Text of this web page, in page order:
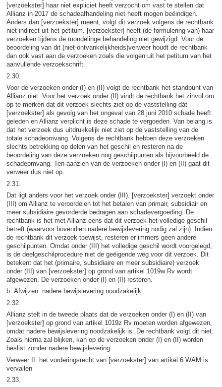
[verzoekster] haar niet expliciet heeft verzocht om vast te stellen dat
Allianz in 2017 de schadeafhandeling niet heeft mogen beëindigen.
Anders dan [verzoekster] meent, volgt dit verzoek volgens de rechtbank
niet indirect uit het petitum. [verzoekster] heeft (de formulering van) haar
verzoeken tijdens de mondelinge behandeling niet gewijzigd. Voor de
beoordeling van dit (niet-ontvankelijkheids)verweer houdt de rechtbank
dan ook vast aan de verzoeken zoals die volgen uit het petitum van het
aanvullende verzoekschrift.
2.30.
Voor de verzoeken onder (I) en (II) volgt de rechtbank het standpunt van
Allianz niet. Voor het verzoek onder (II) vindt de rechtbank het zinvol om
op te merken dat dit verzoek slechts ziet op de vaststelling dát
[verzoekster] als gevolg van het ongeval van 28 juni 2010 schade heeft
geleden en Allianz verplicht is deze schade te vergoeden. Van belang is
dat het verzoek dus uitdrukkelijk niet ziet op de vaststelling van de
totale schadeomvang. Volgens de rechtbank hebben deze verzoeken
slechts betrekking op delen van het geschil en resteren na de
beoordeling van deze verzoeken nog geschilpunten als bijvoorbeeld de
schadeomvang. Ten aanzien van de verzoeken onder (I) en (II) gaat dit
verweer dus niet op.
2.31.
Dat ligt anders voor het verzoek onder (III). [verzoekster] verzoekt onder
(III) om Allianz te veroordelen tot het betalen van primair, subsidiair en
meer subsidiaire gevorderde bedragen aan schadevergoeding. De
rechtbank is het met Allianz eens dat dit verzoek het volledige geschil
betreft (waarvoor bovendien nadere bewijslevering nodig zal zijn). Indien
de rechtbank dit verzoek toewijst, resteren er immers geen andere
geschilpunten. Omdat onder (III) het volledige geschil wordt voorgelegd,
is de deelgeschilprocedure niet de geëigende weg voor dit verzoek. Dit
betekent dat het (primaire, subsidiaire en meer subsidiaire) verzoek
onder (III) van [verzoekster] op grond van artikel 1019w Rv wordt
afgewezen. De verzoeken onder (I) en (II) resteren.
b. Afwijzen: nadere bewijslevering noodzakelijk
2.32.
Allianz stelt in de tweede plaats dat de verzoeken onder (I) en (II) van
[verzoekster] op grond van artikel 1019z Rv moeten worden afgewezen,
omdat nadere bewijslevering noodzakelijk is. De rechtbank volgt dit niet.
Zoals hierna zal blijken, kan op de verzoeken onder (I) en (II) worden
beslist zonder nadere bewijslevering.
Verweer II: het vorderingsrecht van [verzoekster] van artikel 6 WAM is
vervallen
2.33.